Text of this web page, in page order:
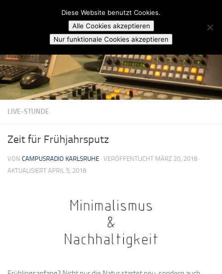
Skip to content
Campusradio Karlsruhe
LIVE-STUNDE
Zeit für Frühjahrsputz
VON CAMPUSRADIO KARLSRUHE · VERÖFFENTLICHT MÄRZ 20, 2018 ·
AKTUALISIERT APRIL 5, 2018
Diese Website benutzt Cookies.
Alle Cookies akzeptieren
Nur funktionale Cookies akzeptieren